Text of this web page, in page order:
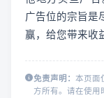
广告位的宗旨是
赢，给您带来收
免责声明： 本页面
方所有。请在使用